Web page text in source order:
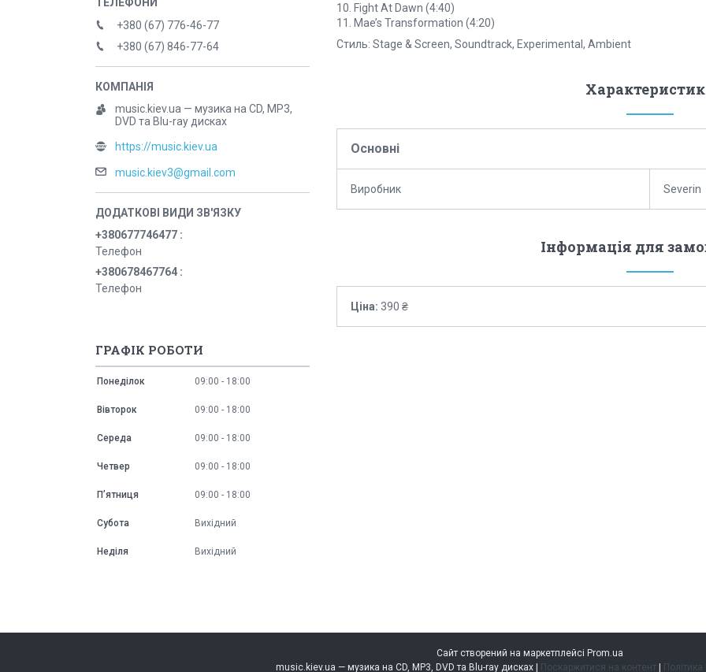
10. Fight At Dawn (4:40)
11. Mae’s Transformation (4:20)
Стиль: Stage & Screen, Soundtrack, Experimental, Ambient
Основні
Виробник Severin
Інформація для
Ціна: 390 ₴
+380 (67) 776-46-77
+380 (67) 846-77-64
music.kiev.ua — музика на CD, MP3,
DVD та Blu-ray дисках
https://music.kiev.ua
music.kiev3@gmail.com
+380677746477
Телефон
+380678467764
Телефон
ГРАФІК РОБОТИ
Понеділок 09:00 18:00
Вівторок 09:00 18:00
Середа 09:00 18:00
Четвер 09:00 18:00
Пʼятниця 09:00 18:00
Субота Вихідний
Неділя Вихідний
Сайт створений на маркетплейсі Prom.ua
music.kiev.ua — музика на CD, MP3, DVD та Blu-ray дисках | Поскаржитися на контент | Політика